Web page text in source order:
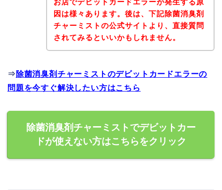
お店でデビットカードエラーが発生する原
因は様々あります。後は、下記除菌消臭剤
チャーミストの公式サイトより、直接質問
されてみるといいかもしれません。
⇒ 除菌消臭剤チャーミストのデビットカードエラーの
問題を今すぐ解決したい方はこちら
除菌消臭剤チャーミストでデビットカー
ドが使えない方はこちらをクリック